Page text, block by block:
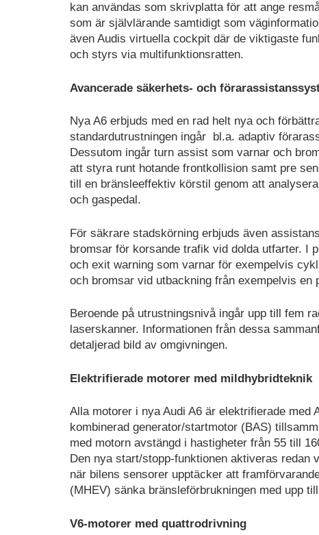
kan användas som skrivplatta för att ange
som är självlärande samtidigt som
även Audis virtuella cockpit där de viktigaste
och styrs via multifunktionsratten.
Avancerade säkerhets- och
Nya A6 erbjuds med en rad helt nya och
standardutrustningen ingår bl.a. adaptiv
Dessutom ingår turn assist som varnar och
att styra runt hotande frontkollision samt pre
till en bränsleeffektiv körstil genom att
och gaspedal.
För säkrare stadskörning erbjuds även
bromsar för korsande trafik vid dolda utfarter. I
och exit warning som varnar för exempelvis
och bromsar vid utbackning från exempelvis en
Beroende på utrustningsnivå ingår upp till fem
laserskanner. Informationen från dessa
detaljerad bild av omgivningen.
Elektrifierade motorer med mildhybridteknik
Alla motorer i nya Audi A6 är elektrifierade
kombinerad generator/startmotor (BAS)
med motorn avstängd i hastigheter från 55 till
Den nya start/stopp-funktionen aktiveras
när bilens sensorer upptäcker att
(MHEV) sänka bränsleförbrukningen med upp
V6-motorer med quattrodrivning